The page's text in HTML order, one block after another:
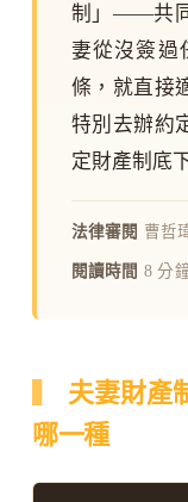
制」——共
妻從沒簽過
條，就直接
特別去辦約
定財產制底
法律審閱 曹哲
閱讀時間 8 分
夫妻財產
哪一種